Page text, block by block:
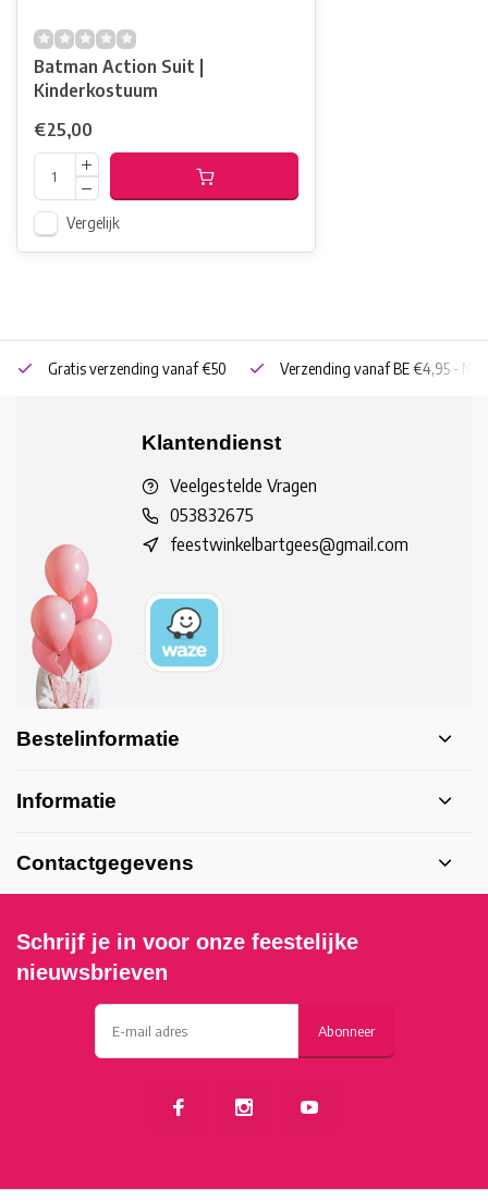
Batman Action Suit |
Kinderkostuum
€25,00
Vergelijk
Gratis verzending vanaf €50 Verzending vanaf BE €4,95 - NL
Klantendienst
Veelgestelde Vragen
053832675
feestwinkelbartgees@gmail.com
Bestelinformatie
Informatie
Contactgegevens
Schrijf je in voor onze feestelijke
nieuwsbrieven
Abonneer